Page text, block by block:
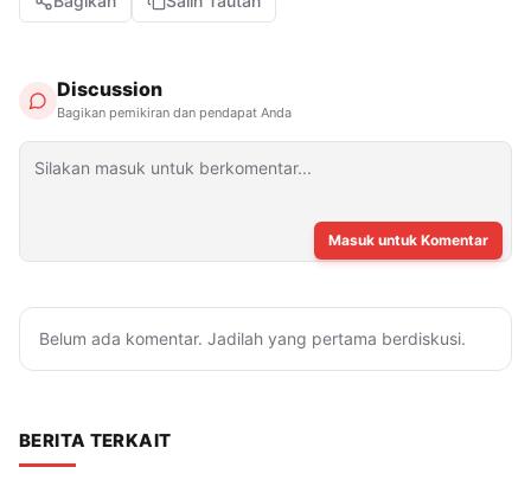
Discussion
Bagikan pemikiran dan pendapat Anda
Masuk untuk Komentar
Belum ada komentar. Jadilah yang pertama berdiskusi.
BERITA TERKAIT